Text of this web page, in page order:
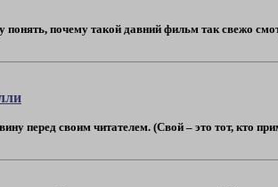
понять, почему такой давний фильм так свежо
перед своим читателем. (Свой – это тот, кто